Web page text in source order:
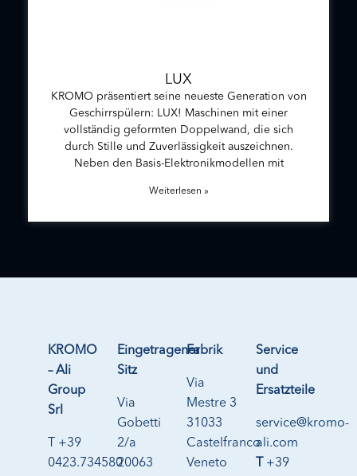
LUX
KROMO präsentiert seine neueste Generation von
Geschirrspülern: LUX! Maschinen mit einer
vollständig geformten Doppelwand, die sich
durch Stille und Zuverlässigkeit auszeichnen.
Neben den Basis-Elektronikmodellen mit
Weiterlesen »
KROMO
– Ali
Group
Srl
T +39
0423.734580
Eingetragener
Sitz
Via
Gobetti
2/a
20063
Fabrik
Via
Mestre 3
31033
Castelfranco
Veneto
Service
und
Ersatzteile
service@kromo-
ali.com
T +39